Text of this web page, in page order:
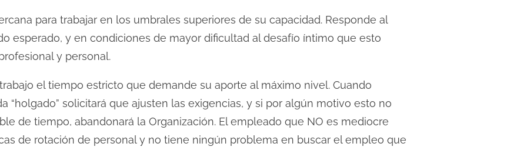
para trabajar en los umbrales superiores de su capacidad. Responde al
esperado, y en condiciones de mayor dificultad al desafío íntimo que esto
y personal.
el tiempo estricto que demande su aporte al máximo nivel. Cuando
“holgado” solicitará que ajusten las exigencias, y si por algún motivo esto no
de tiempo, abandonará la Organización. El empleado que NO es mediocre
de rotación de personal y no tiene ningún problema en buscar el empleo que